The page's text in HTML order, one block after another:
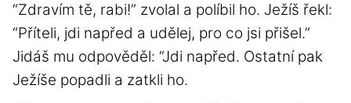
“Zdravím tě, rabi!” zvolal a políbil ho. Ježíš řekl:
“Příteli, jdi napřed a udělej, pro co jsi přišel.”
Jidáš mu odpověděl: “Jdi napřed. Ostatní pak
Ježíše popadli a zatkli ho.